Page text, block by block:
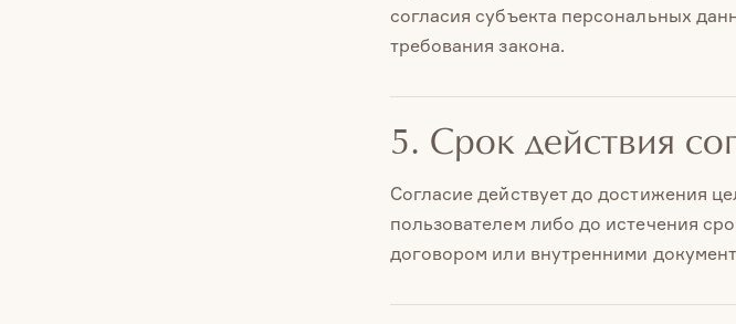
согласия субъекта персональных
требования закона.
5. Срок действия
Согласие действует до достижения
пользователем либо до истечения
договором или внутренними